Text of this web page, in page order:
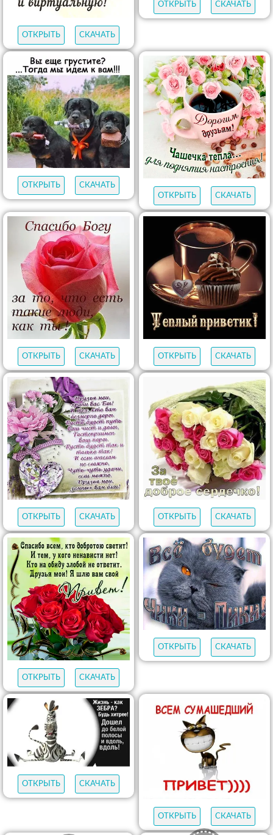
ОТКРЫТЬ СКАЧАТЬ
ОТКРЫТЬ СКАЧАТЬ
ОТКРЫТЬ
СКАЧАТЬ
ОТКРЫТЬ
СКАЧАТЬ
ОТКРЫТЬ СКАЧАТЬ ОТКРЫТЬ СКАЧАТЬ
ОТКРЫТЬ СКАЧАТЬ ОТКРЫТЬ СКАЧАТЬ
ОТКРЫТЬ СКАЧАТЬ
ОТКРЫТЬ СКАЧАТЬ
ОТКРЫТЬ СКАЧАТЬ
ОТКРЫТЬ СКАЧАТЬ